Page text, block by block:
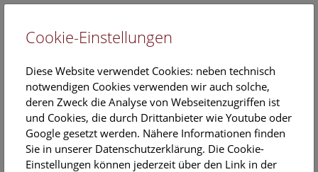
EN
Theorie
Cookie-Einstellungen
Diese Website verwendet Cookies: neben technisch
notwendigen Cookies verwenden wir auch solche,
deren Zweck die Analyse von Webseitenzugriffen ist
und Cookies, die durch Drittanbieter wie Youtube oder
Google gesetzt werden. Nähere Informationen finden
Sie in unserer Datenschutzerklärung. Die Cookie-
Einstellungen können jederzeit über den Link in der